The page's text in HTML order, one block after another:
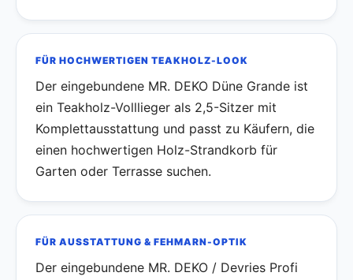
FÜR HOCHWERTIGEN TEAKHOLZ-LOOK
Der eingebundene MR. DEKO Düne Grande ist
ein Teakholz-Volllieger als 2,5-Sitzer mit
Komplettausstattung und passt zu Käufern, die
einen hochwertigen Holz-Strandkorb für
Garten oder Terrasse suchen.
FÜR AUSSTATTUNG & FEHMARN-OPTIK
Der eingebundene MR. DEKO / Devries Profi